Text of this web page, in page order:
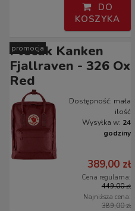
DO
KOSZYKA
Plecak Kanken
Fjallraven - 326 Ox
Red
Dostępność: mała
ilość
Wysyłka w: 24
godziny
389,00 zł
Cena regularna:
449,00 zł
Najniższa cena:
389,00 zł
promocja